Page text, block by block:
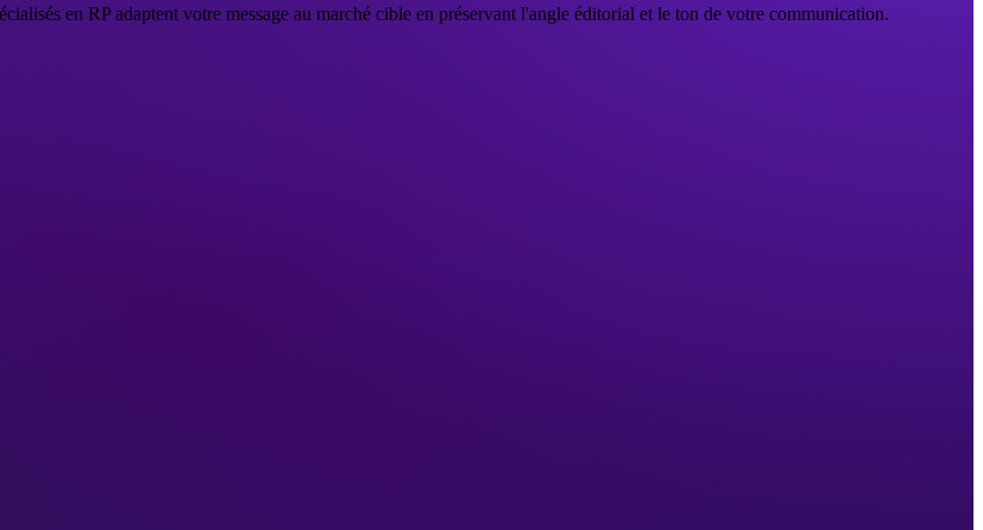
en RP adaptent votre message au marché cible en préservant l'angle éditorial et le ton de votre communication.